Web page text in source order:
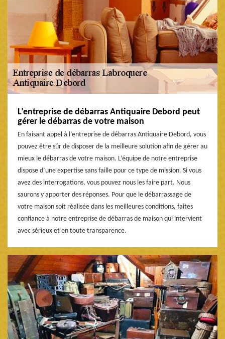
L’entreprise de débarras Antiquaire Debord peut
gérer le débarras de votre maison
En faisant appel à l’entreprise de débarras Antiquaire Debord, vous
pouvez être sûr de disposer de la meilleure solution afin de gérer au
mieux le débarras de votre maison. L’équipe de notre entreprise
dispose d’une expertise sans faille pour ce type de mission. Si vous
avez des interrogations, vous pouvez nous les faire part. Nous
saurons y apporter des réponses. Pour que le débarrassage de
votre maison soit réalisée dans les meilleures conditions, faites
confiance à notre entreprise de débarras de maison qui intervient
avec sérieux et en toute transparence.